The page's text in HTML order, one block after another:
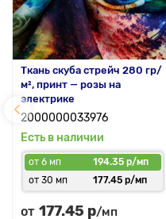
Ткань скуба стрейч 280 гр/
м², принт — розы на
электрике
2000000033976
Есть в наличии
от 6 мп
194.35 р/мп
от 30 мп
177.45 р/мп
от 177.45 р/мп